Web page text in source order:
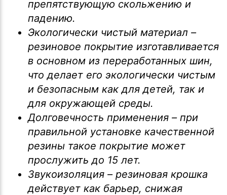
препятствующую скольжению и
падению.
Экологически чистый материал –
резиновое покрытие изготавливается
в основном из переработанных шин,
что делает его экологически чистым
и безопасным как для детей, так и
для окружающей среды.
Долговечность применения – при
правильной установке качественной
резины такое покрытие может
прослужить до 15 лет.
Звукоизоляция – резиновая крошка
действует как барьер, снижая